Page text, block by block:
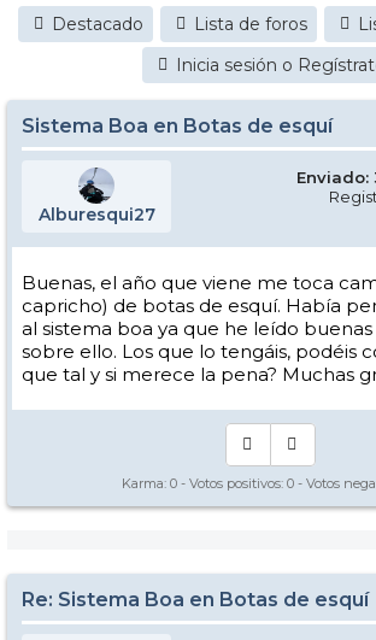
Destacado Lista de foros
Inicia sesión o
Sistema Boa en Botas de esquí
Alburesqui27
Enviado:
Buenas, el año que viene me toca
capricho) de botas de esquí. Había
al sistema boa ya que he leído
sobre ello. Los que lo tengáis, podéis
que tal y si merece la pena? Muchas
Karma: 0 - Votos positivos: 0 - Votos
Re: Sistema Boa en Botas de esquí